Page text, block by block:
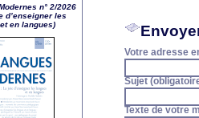
Votre adresse
Sujet
Texte de votre
n° 2/2026
d’enseigner les
en langues)